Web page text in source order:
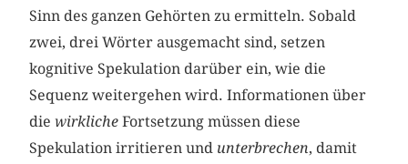
Sinn des ganzen Gehörten zu ermitteln. Sobald
zwei, drei Wörter ausgemacht sind, setzen
kognitive Spekulation darüber ein, wie die
Sequenz weitergehen wird. Informationen über
diewirkliche Fortsetzung müssen diese
Spekulation irritieren und unterbrechen, damit